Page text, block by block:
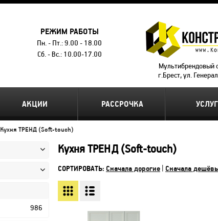
РЕЖИМ РАБОТЫ
Пн. - Пт.: 9.00 - 18.00
Сб. - Вс.: 10.00-17.00
Мультибрендовый
г.Брест, ул.
АКЦИИ РАССРОЧКА
Кухня ТРЕНД (Soft-touch)
986
Кухня ТРЕНД (Soft-touch)
СОРТИРОВАТЬ: Сначала дорогие Сначала